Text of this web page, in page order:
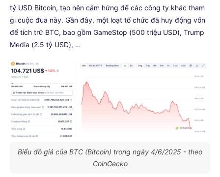
tỷ USD Bitcoin, tạo nên cảm hứng để các công ty khác tham
gi cuộc đua này. Gần đây, một loạt tổ chức đã huy động vốn
để tích trữ BTC, bao gồm GameStop (500 triệu USD), Trump
Media (2.5 tỷ USD), …
Biểu đồ giá của BTC (Bitcoin) trong ngày 4/6/2025 - theo
CoinGecko